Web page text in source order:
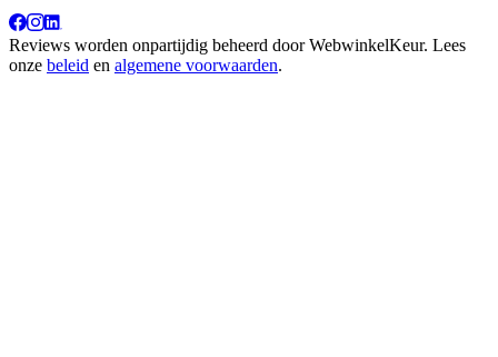
Reviews worden onpartijdig beheerd doorWebwinkelKeur. Lees
onze beleid en algemene voorwaarden.